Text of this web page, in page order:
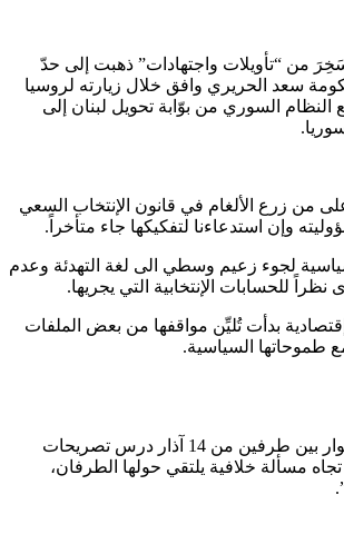
سَخِرَ من “تأويلات واجتهادات” ذهبت إلى حدّ
سعد الحريري وافق خلال زيارته لروسيا
النظام السوري من بوّابة تحويل لبنان إلى
من زرع الألغام في قانون الإنتخاب السعي
وإن استدعاءنا لتفكيكها جاء متأخراً.
لجوء زعيم وسطي الى لغة التهدئة وعدم
نظراً للحسابات الإنتخابية التي يجريها.
بدأت تُليِّن مواقفها من بعض الملفات
طموحاتها السياسية.
وضع على طاولة الحوار بين طرفين من 14 آذار درس تصريحات
مسألة خلافية يلتقي حولها الطرفان،